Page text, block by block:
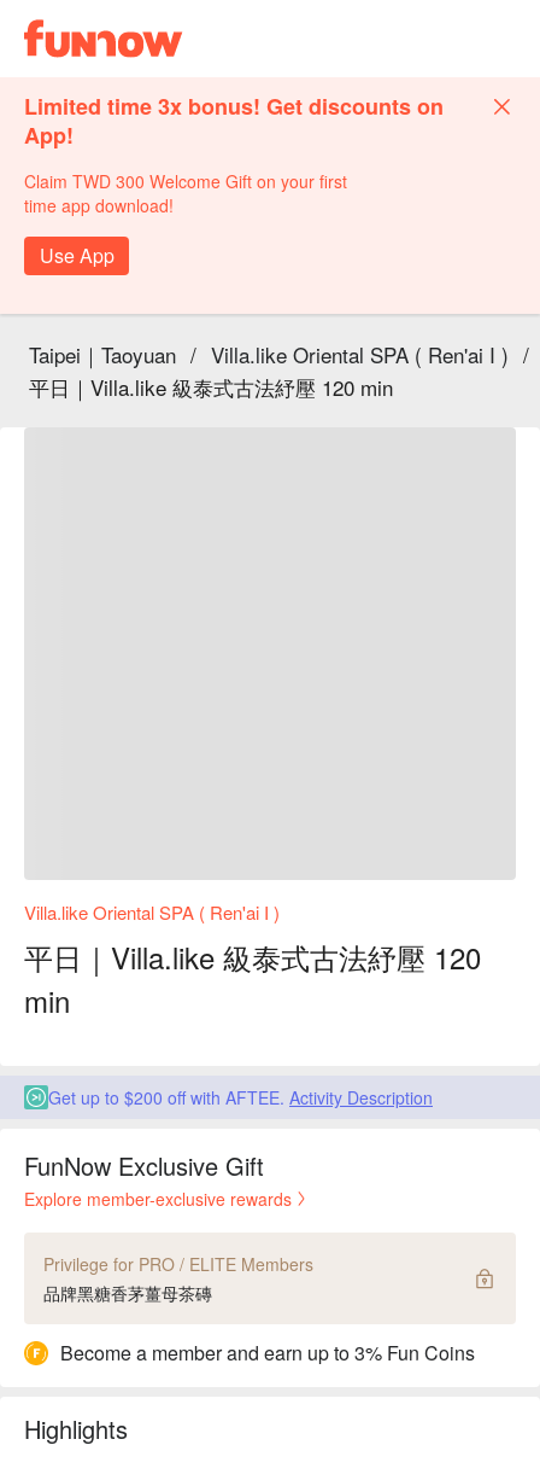
Limited time 3x bonus! Get discounts on
App!
Claim TWD 300 Welcome Gift on your first
time app download!
Use App
Taipei｜Taoyuan / Villa.like Oriental SPA ( Ren'ai I ) /
平日｜Villa.like 級泰式古法紓壓 120 min
Villa.like Oriental SPA ( Ren'ai I )
平日｜Villa.like 級泰式古法紓壓 120
min
Get up to $200 off with AFTEE. Activity Description
FunNow Exclusive Gift
Explore member-exclusive rewards
Privilege for PRO / ELITE Members
品牌黑糖香茅薑母茶磚
Become a member and earn up to 3% Fun Coins
Highlights